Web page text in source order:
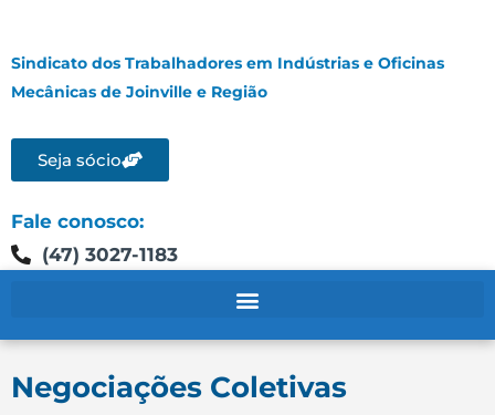
Sindicato dos Trabalhadores em Indústrias e Oficinas
Mecânicas de Joinville e Região
Seja sócio
Fale conosco:
(47) 3027-1183
Negociações Coletivas